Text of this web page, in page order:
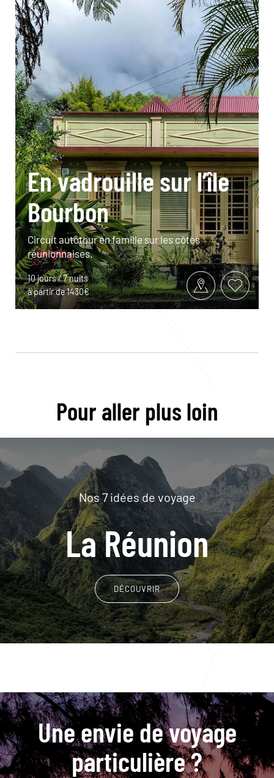
En vadrouille sur l’île
Bourbon
Circuit autotour en famille sur les côtes
réunionnaises.
10 jours / 7 nuits
à partir de 1430€
Pour aller plus loin
Nos 7 idées de voyage
La Réunion
DÉCOUVRIR
Une envie de voyage
particulière ?